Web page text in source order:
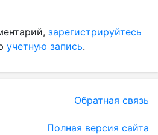
зарегистрируйтесь
учетную запись.
Обратная связь
Полная версия сайта